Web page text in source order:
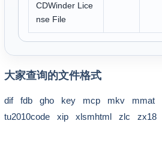
CDWinder Lice
nse File
大家查询的文件格式
dif fdb gho key mcp mkv mmat
tu2010code
xip xlsmhtml zlc zx18